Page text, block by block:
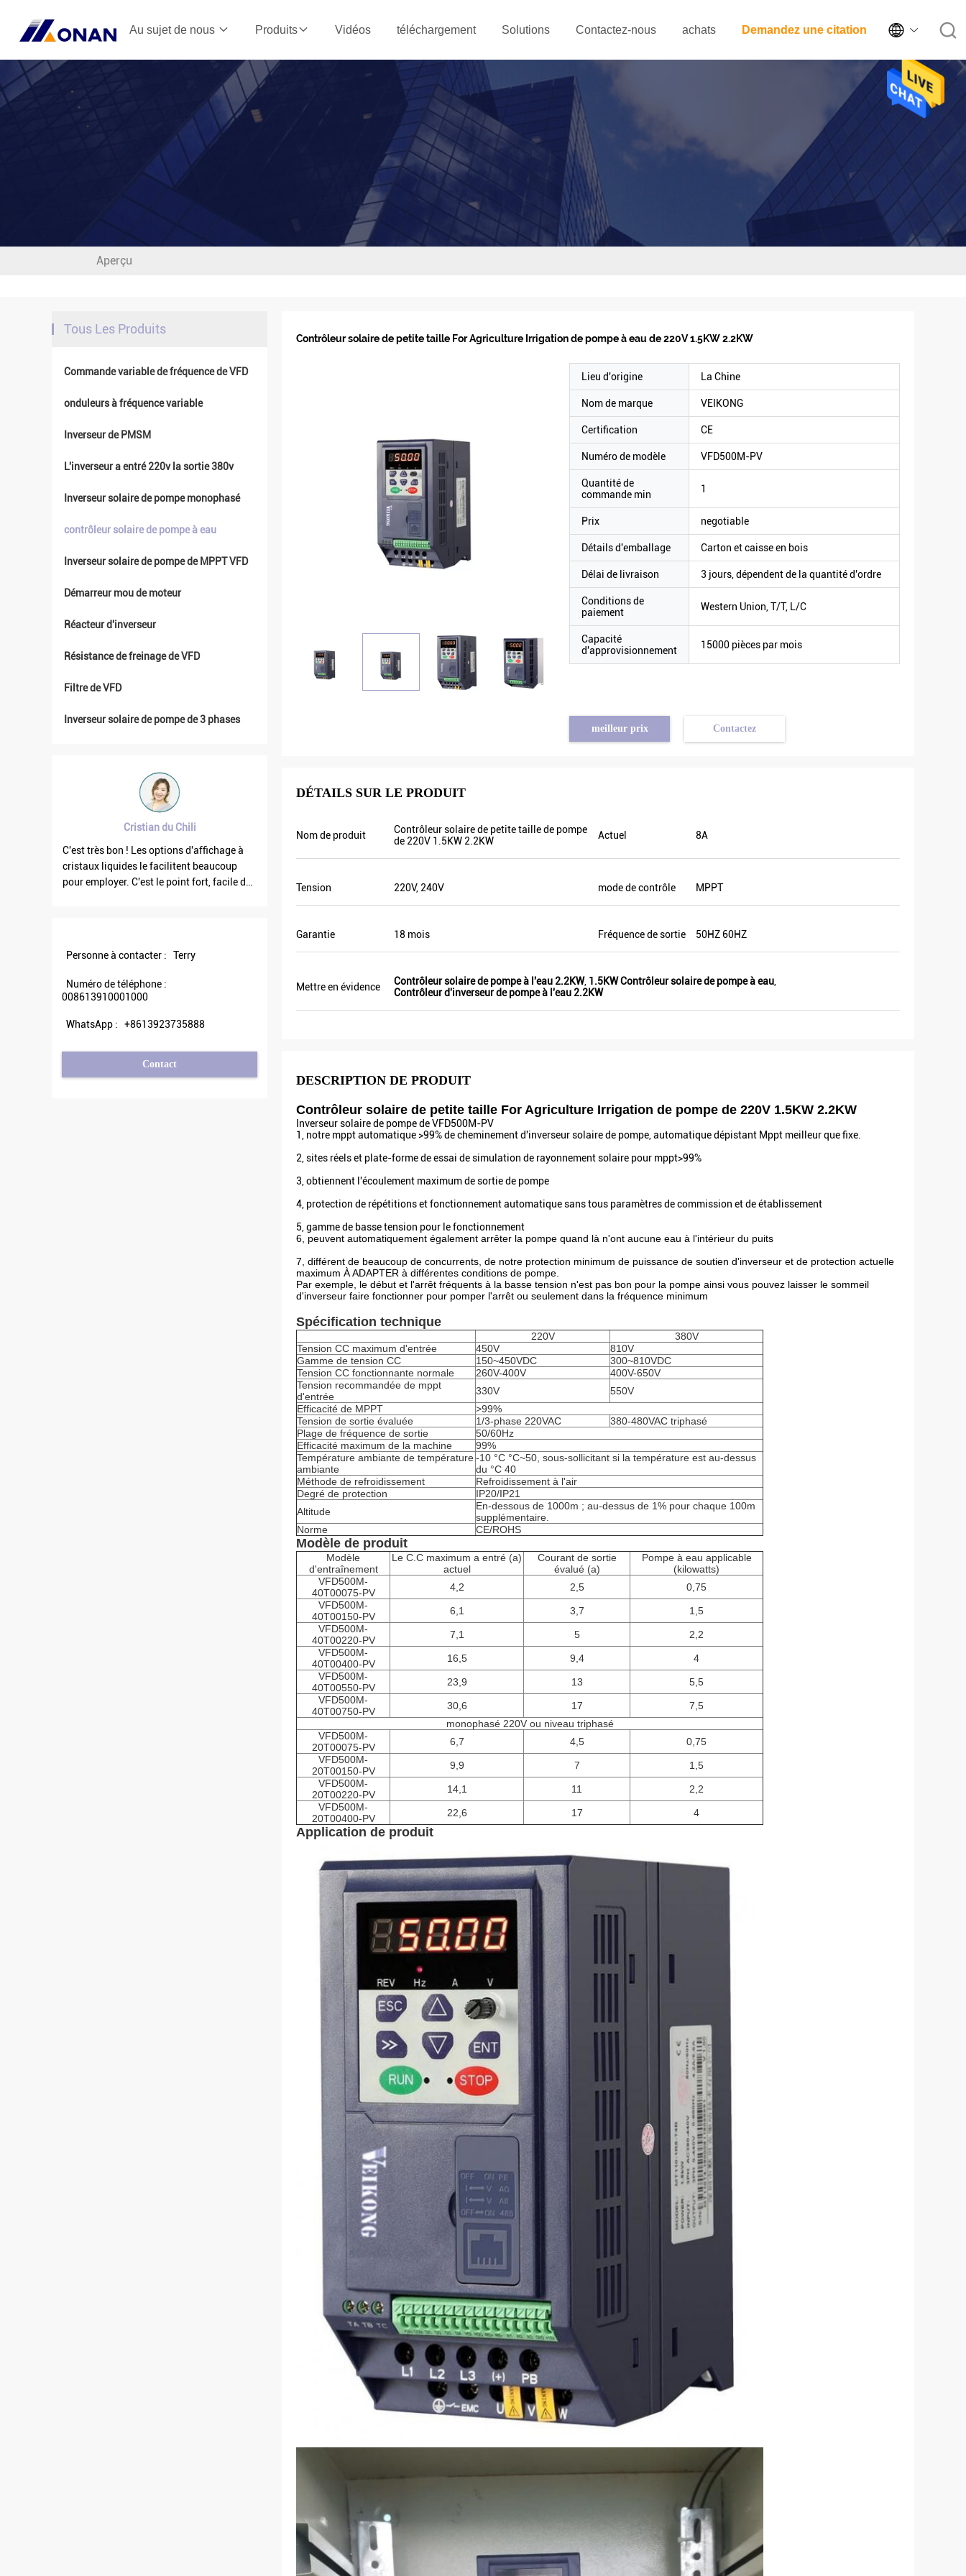
Au sujet de nous Produits Vidéos téléchargement Solutions Contactez-nous achats Demandez une citation 
Aperçu
Tous Les Produits
Commande variable de fréquence de VFD
onduleurs à fréquence variable
Inverseur de PMSM
L'inverseur a entré 220v la sortie 380v
Inverseur solaire de pompe monophasé
contrôleur solaire de pompe à eau
Inverseur solaire de pompe de MPPT VFD
Démarreur mou de moteur
Réacteur d'inverseur
Résistance de freinage de VFD
Filtre de VFD
Inverseur solaire de pompe de 3 phases
Les options d'affichage à
le facilitent beaucoup
C'est le point fort, facile de
La fréquence de la sortie VFD500 est stable
quand les autres flottent. Également le
courant de sortie est inférieur d'autres,
Tayfun de Turquie
également préparé quelques produits
L'année dernière il y avait seulement un
Veikong !
Personne à contacter : Terry
Numéro de téléphone :
008613910001000
WhatsApp : +8613923735888
Contact
Contrôleur solaire de petite taille For Agriculture Irrigation de pompe à eau de 220V 1.5KW 2.2KW
Lieu d'origine La Chine
Nom de marque VEIKONG
Certification CE
Numéro de modèle VFD500M-PV
Quantité de
commande min
1
Prix negotiable
Détails d'emballage Carton et caisse en bois
Délai de livraison 3 jours, dépendent de la quantité d'ordre
Conditions de
paiement
Western Union, T/T, L/C
Capacité
d'approvisionnement
15000 pièces par mois
meilleur prix Contactez
DÉTAILS SUR LE PRODUIT
Nom de produit
Contrôleur solaire de petite taille de pompe
de 220V 1.5KW 2.2KW
Actuel 8A
Tension 220V, 240V mode de contrôle MPPT
Garantie 18 mois Fréquence de sortie 50HZ 60HZ
Mettre en évidence Contrôleur solaire de pompe à l'eau 2.2KW, 1.5KW Contrôleur solaire de pompe à eau
Contrôleur d'inverseur de pompe à l'eau 2.2KW
DESCRIPTION DE PRODUIT
Contrôleur solaire de petite taille For Agriculture Irrigation de pompe de 220V 1.5KW 2.2KW
Inverseur solaire de pompe de VFD500M-PV
1, notre mppt automatique >99% de cheminement d'inverseur solaire de pompe, automatique dépistant Mppt meilleur que fixe.
2, sites réels et plate-forme de essai de simulation de rayonnement solaire pour mppt>99%
3, obtiennent l'écoulement maximum de sortie de pompe
4, protection de répétitions et fonctionnement automatique sans tous paramètres de commission et de établissement
5, gamme de basse tension pour le fonctionnement
6, peuvent automatiquement également arrêter la pompe quand là n'ont aucune eau à l'intérieur du puits
7, différent de beaucoup de concurrents, de notre protection minimum de puissance de soutien d'inverseur et de protection actuelle
maximum À ADAPTER à différentes conditions de pompe.
Par exemple, le début et l'arrêt fréquents à la basse tension n'est pas bon pour la pompe ainsi vous pouvez laisser le sommeil
d'inverseur faire fonctionner pour pomper l'arrêt ou seulement dans la fréquence minimum
Spécification technique
220V
380V
Tension CC maximum d'entrée
450V
810V
Gamme de tension CC
150~450VDC
300~810VDC
Tension CC fonctionnante normale
260V-400V
400V-650V
Tension recommandée de mppt
d'entrée
330V
550V
Efficacité de MPPT
>99%
Tension de sortie évaluée
1/3-phase 220VAC
380-480VAC triphasé
Plage de fréquence de sortie
50/60Hz
Efficacité maximum de la machine
99%
Température ambiante de température
ambiante
-10 °C °C~50, sous-sollicitant si la température est au-dessus
du °C 40
Méthode de refroidissement
Refroidissement à l'air
Degré de protection
IP20/IP21
Altitude
En-dessous de 1000m ; au-dessus de 1% pour chaque 100m
supplémentaire.
Norme
CE/ROHS
Modèle de produit
Modèle
d'entraînement
Le C.C maximum a entré (a)
actuel
Courant de sortie
évalué (a)
Pompe à eau applicable
(kilowatts)
VFD500M-
40T00075-PV
4,2 2,5
0,75
VFD500M-
40T00150-PV
6,1 3,7
1,5
VFD500M-
40T00220-PV
7,1 5
2,2
VFD500M-
40T00400-PV
16,5 9,4
4
VFD500M-
40T00550-PV
23,9 13
5,5
VFD500M-
40T00750-PV
30,6 17
7,5
monophasé 220V ou niveau triphasé
VFD500M-
20T00075-PV
6,7 4,5
0,75
VFD500M-
20T00150-PV
9,9 7
1,5
VFD500M-
20T00220-PV
14,1 11
2,2
VFD500M-
20T00400-PV
22,6 17 4
Application de produit